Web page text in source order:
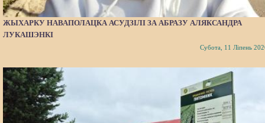
ЖЫХАРКУ НАВАПОЛАЦКА АСУДЗІЛІ ЗА АБРАЗУ АЛЯКСАНДРА
ЛУКАШЭНКІ
Субота, 11 Ліпень